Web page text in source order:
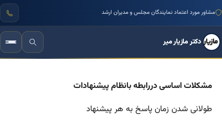
مشاور مورد اعتماد نمایندگان مجلس و مدیران ارشد
دکتر مازیار میر
مشکلات اساسی دررابطه بانظام پیشنهادات
طولانی شدن زمان پاسخ به هر پیشنهاد